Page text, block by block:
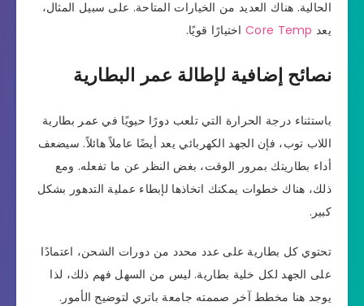
الحالية. هناك العديد من الخيارات المتاحة. على سبيل المثال،
يعد Core Tempاختيارًا قويًا.
نصائح إضافية لإطالة عمر البطارية
باستثناء درجة الحرارة التي تلعب دورًا حيويًا في عمر بطارية
اللاب توب، فإن الجهد الكهربائي يعد أيضًا عاملاً هائلاً. سيضعف
أداء بطاريتك بمرور الوقت، بغض النظر عن ما تفعله. ومع
ذلك، هناك خطوات يمكنك اتخاذها لإبطاء عملية التدهور بشكل
كبير.
تحتوي كل بطارية على عدد محدد من دورات الشحن، اعتمادًا
على الجهد لكل خلية بطارية. ليس من السهل فهم ذلك، لذا
يوجد هنا مخطط آخر صممته جامعة باتري لتوضيح الأمور.